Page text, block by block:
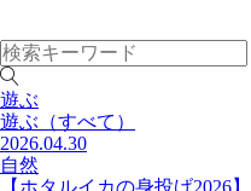
遊ぶ
遊ぶ （すべて）
2026.04.30
自然
【ホタルイカの身投げ2026